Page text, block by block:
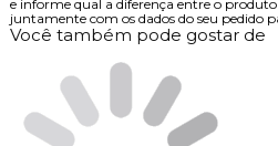
e informe qual a diferença entre o
juntamente com os dados do seu pedido
Você também pode gostar de